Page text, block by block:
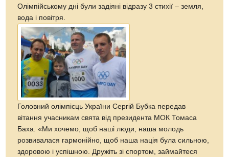
Олімпійському дні були задіяні відразу 3 стихії – земля,
вода і повітря.
Головний олімпієць України Сергій Бубка передав
вітання учасникам свята від президента МОК Томаса
Баха. «Ми хочемо, щоб наші люди, наша молодь
розвивалася гармонійно, щоб наша нація була сильною,
здоровою і успішною. Дружіть зі спортом, займайтеся